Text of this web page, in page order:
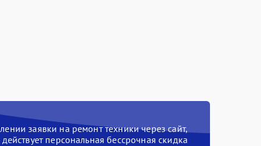
заявки на ремонт техники через сайт,
действует персональная бессрочная скидка